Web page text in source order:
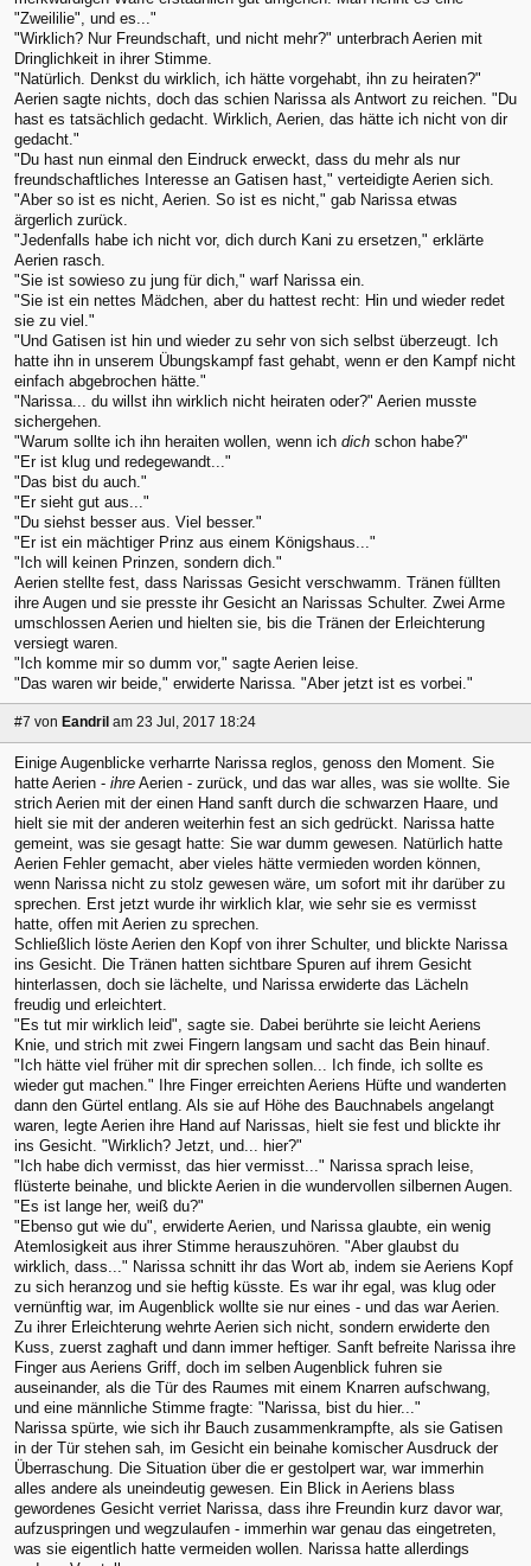
"Zweililie", und es..."
"Wirklich? Nur Freundschaft, und nicht mehr?" unterbrach Aerien mit
Dringlichkeit in ihrer Stimme.
"Natürlich. Denkst du wirklich, ich hätte vorgehabt, ihn zu heiraten?"
Aerien sagte nichts, doch das schien Narissa als Antwort zu reichen. "Du
hast es tatsächlich gedacht. Wirklich, Aerien, das hätte ich nicht von dir
gedacht."
"Du hast nun einmal den Eindruck erweckt, dass du mehr als nur
freundschaftliches Interesse an Gatisen hast," verteidigte Aerien sich.
"Aber so ist es nicht, Aerien. So ist es nicht," gab Narissa etwas
ärgerlich zurück.
"Jedenfalls habe ich nicht vor, dich durch Kani zu ersetzen," erklärte
Aerien rasch.
"Sie ist sowieso zu jung für dich," warf Narissa ein.
"Sie ist ein nettes Mädchen, aber du hattest recht: Hin und wieder redet
sie zu viel."
"Und Gatisen ist hin und wieder zu sehr von sich selbst überzeugt. Ich
hatte ihn in unserem Übungskampf fast gehabt, wenn er den Kampf nicht
einfach abgebrochen hätte."
"Narissa... du willst ihn wirklich nicht heiraten oder?" Aerien musste
sichergehen.
"Warum sollte ich ihn heraiten wollen, wenn ich dich schon habe?"
"Er ist klug und redegewandt..."
"Das bist du auch."
"Er sieht gut aus..."
"Du siehst besser aus. Viel besser."
"Er ist ein mächtiger Prinz aus einem Königshaus..."
"Ich will keinen Prinzen, sondern dich."
Aerien stellte fest, dass Narissas Gesicht verschwamm. Tränen füllten
ihre Augen und sie presste ihr Gesicht an Narissas Schulter. Zwei Arme
umschlossen Aerien und hielten sie, bis die Tränen der Erleichterung
versiegt waren.
"Ich komme mir so dumm vor," sagte Aerien leise.
"Das waren wir beide," erwiderte Narissa. "Aber jetzt ist es vorbei."
#7 von Eandril am 23 Jul, 2017 18:24
Einige Augenblicke verharrte Narissa reglos, genoss den Moment. Sie
hatte Aerien - ihre Aerien - zurück, und das war alles, was sie wollte. Sie
strich Aerien mit der einen Hand sanft durch die schwarzen Haare, und
hielt sie mit der anderen weiterhin fest an sich gedrückt. Narissa hatte
gemeint, was sie gesagt hatte: Sie war dumm gewesen. Natürlich hatte
Aerien Fehler gemacht, aber vieles hätte vermieden worden können,
wenn Narissa nicht zu stolz gewesen wäre, um sofort mit ihr darüber zu
sprechen. Erst jetzt wurde ihr wirklich klar, wie sehr sie es vermisst
hatte, offen mit Aerien zu sprechen.
Schließlich löste Aerien den Kopf von ihrer Schulter, und blickte Narissa
ins Gesicht. Die Tränen hatten sichtbare Spuren auf ihrem Gesicht
hinterlassen, doch sie lächelte, und Narissa erwiderte das Lächeln
freudig und erleichtert.
"Es tut mir wirklich leid", sagte sie. Dabei berührte sie leicht Aeriens
Knie, und strich mit zwei Fingern langsam und sacht das Bein hinauf.
"Ich hätte viel früher mit dir sprechen sollen... Ich finde, ich sollte es
wieder gut machen." Ihre Finger erreichten Aeriens Hüfte und wanderten
dann den Gürtel entlang. Als sie auf Höhe des Bauchnabels angelangt
waren, legte Aerien ihre Hand auf Narissas, hielt sie fest und blickte ihr
ins Gesicht. "Wirklich? Jetzt, und... hier?"
"Ich habe dich vermisst, das hier vermisst..." Narissa sprach leise,
flüsterte beinahe, und blickte Aerien in die wundervollen silbernen Augen.
"Es ist lange her, weiß du?"
"Ebenso gut wie du", erwiderte Aerien, und Narissa glaubte, ein wenig
Atemlosigkeit aus ihrer Stimme herauszuhören. "Aber glaubst du
wirklich, dass..." Narissa schnitt ihr das Wort ab, indem sie Aeriens Kopf
zu sich heranzog und sie heftig küsste. Es war ihr egal, was klug oder
vernünftig war, im Augenblick wollte sie nur eines - und das war Aerien.
Zu ihrer Erleichterung wehrte Aerien sich nicht, sondern erwiderte den
Kuss, zuerst zaghaft und dann immer heftiger. Sanft befreite Narissa ihre
Finger aus Aeriens Griff, doch im selben Augenblick fuhren sie
auseinander, als die Tür des Raumes mit einem Knarren aufschwang,
und eine männliche Stimme fragte: "Narissa, bist du hier..."
Narissa spürte, wie sich ihr Bauch zusammenkrampfte, als sie Gatisen
in der Tür stehen sah, im Gesicht ein beinahe komischer Ausdruck der
Überraschung. Die Situation über die er gestolpert war, war immerhin
alles andere als uneindeutig gewesen. Ein Blick in Aeriens blass
gewordenes Gesicht verriet Narissa, dass ihre Freundin kurz davor war,
aufzuspringen und wegzulaufen - immerhin war genau das eingetreten,
was sie eigentlich hatte vermeiden wollen. Narissa hatte allerdings